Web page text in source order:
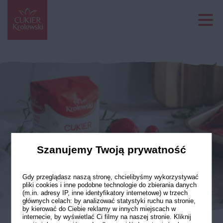
Szanujemy Twoją prywatność
Gdy przeglądasz naszą stronę, chcielibyśmy wykorzystywać
pliki cookies i inne podobne technologie do zbierania danych
(m.in. adresy IP, inne identyfikatory internetowe) w trzech
głównych celach: by analizować statystyki ruchu na stronie,
by kierować do Ciebie reklamy w innych miejscach w
internecie, by wyświetlać Ci filmy na naszej stronie. Kliknij